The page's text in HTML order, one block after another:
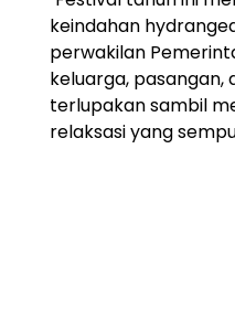
keindahan
perwakilan
keluarga,
terlupakan sambil
relaksasi yang